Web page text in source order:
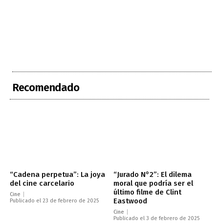
Recomendado
“Cadena perpetua”: La joya
del cine carcelario
Cine
Publicado el 23 de febrero de 2025
“Jurado N°2”: El dilema
moral que podría ser el
último filme de Clint
Eastwood
Cine
Publicado el 3 de febrero de 2025